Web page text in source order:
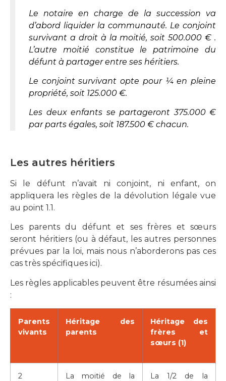
Le notaire en charge de la succession va
d’abord liquider la communauté. Le conjoint
survivant a droit à la moitié, soit 500.000 € .
L’autre moitié constitue le patrimoine du
défunt à partager entre ses héritiers.
Le conjoint survivant opte pour ¼ en pleine
propriété, soit 125.000 €.
Les deux enfants se partageront 375.000 €
par parts égales, soit 187.500 € chacun.
Les autres héritiers
Si le défunt n’avait ni conjoint, ni enfant, on
appliquera les règles de la dévolution légale vue
au point 1.1.
Les parents du défunt et ses frères et sœurs
seront héritiers (ou à défaut, les autres personnes
prévues par la loi, mais nous n’aborderons pas ces
cas très spécifiques ici).
Les règles applicables peuvent être résumées ainsi
:
Parents
vivants
Héritage des
parents
Héritage des
frères et
sœurs (1)
2
La moitié de la
La 1/2 de la